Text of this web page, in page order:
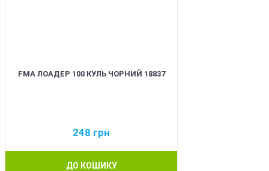
FMA ЛОАДЕР 100 КУЛЬ ЧОРНИЙ 18837
248 грн
ДО КОШИКУ